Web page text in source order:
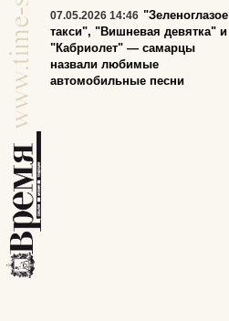
07.05.2026 14:46 "Зеленоглазое
такси", "Вишневая девятка" и
"Кабриолет" — самарцы
назвали любимые
автомобильные песни